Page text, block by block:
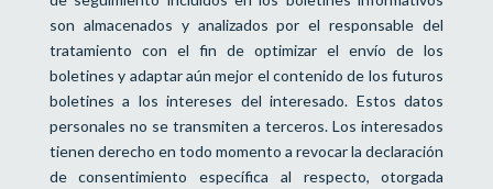
son almacenados y analizados por el responsable del
tratamiento con el fin de optimizar el envío de los
boletines y adaptar aún mejor el contenido de los futuros
boletines a los intereses del interesado. Estos datos
personales no se transmiten a terceros. Los interesados
tienen derecho en todo momento a revocar la declaración
de consentimiento específica al respecto, otorgada